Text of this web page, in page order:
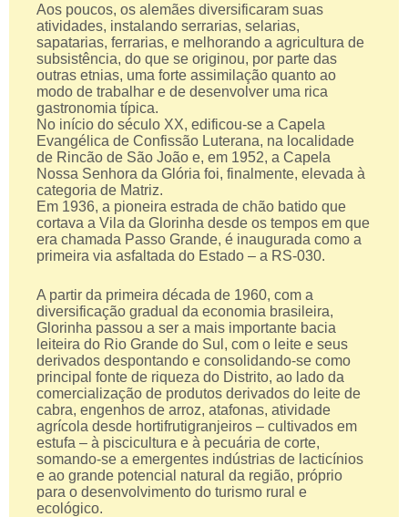
Aos poucos, os alemães diversificaram suas
atividades, instalando serrarias, selarias,
sapatarias, ferrarias, e melhorando a agricultura de
subsistência, do que se originou, por parte das
outras etnias, uma forte assimilação quanto ao
modo de trabalhar e de desenvolver uma rica
gastronomia típica.
No início do século XX, edificou-se a Capela
Evangélica de Confissão Luterana, na localidade
de Rincão de São João e, em 1952, a Capela
Nossa Senhora da Glória foi, finalmente, elevada à
categoria de Matriz.
Em 1936, a pioneira estrada de chão batido que
cortava a Vila da Glorinha desde os tempos em que
era chamada Passo Grande, é inaugurada como a
primeira via asfaltada do Estado – a RS-030.
A partir da primeira década de 1960, com a
diversificação gradual da economia brasileira,
Glorinha passou a ser a mais importante bacia
leiteira do Rio Grande do Sul, com o leite e seus
derivados despontando e consolidando-se como
principal fonte de riqueza do Distrito, ao lado da
comercialização de produtos derivados do leite de
cabra, engenhos de arroz, atafonas, atividade
agrícola desde hortifrutigranjeiros – cultivados em
estufa – à piscicultura e à pecuária de corte,
somando-se a emergentes indústrias de lacticínios
e ao grande potencial natural da região, próprio
para o desenvolvimento do turismo rural e
ecológico.